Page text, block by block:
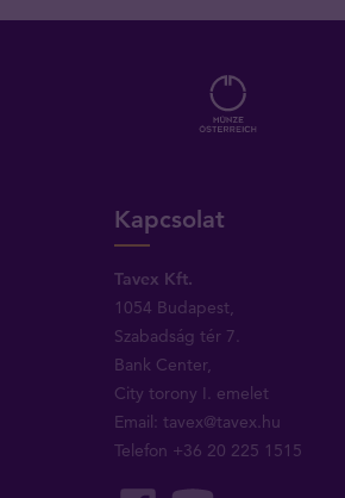
Kapcsolat
Tavex Kft.
1054 Budapest,
Szabadság tér 7.
Bank Center,
City torony I. emelet
Email:tavex@tavex.hu
Telefon +36 20 225 1515